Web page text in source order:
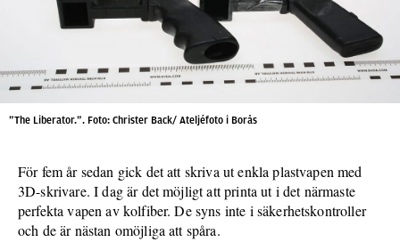
”The Liberator.”. Foto: Christer Back/ Ateljéfoto i Borås
För fem år sedan gick det att skriva ut enkla plastvapen med
3D-skrivare. I dag är det möjligt att printa ut i det närmaste
perfekta vapen av kolfiber. De syns inte i säkerhetskontroller
och de är nästan omöjliga att spåra.